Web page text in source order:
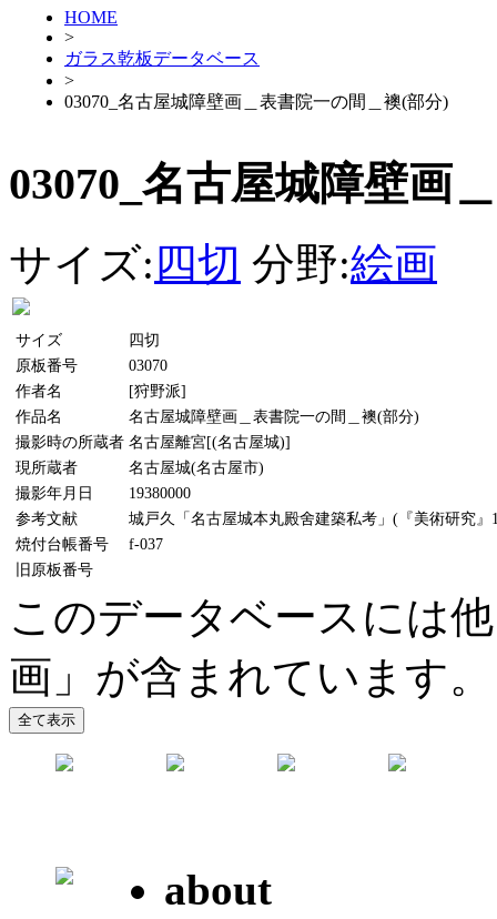
HOME
>
ガラス乾板データベース
>
03070_名古屋城障壁画＿表書院一の間＿襖(部分)
03070_名古屋城障壁画
サイズ: 四切 分野:絵画
サイズ
四切
原板番号
03070
作者名
[狩野派]
作品名
名古屋城障壁画＿表書院一の間＿襖(部分)
撮影時の所蔵者 名古屋離宮[(名古屋城)]
現所蔵者
名古屋城(名古屋市)
撮影年月日
19380000
参考文献
城戸久「名古屋城本丸殿舍建築私考」(『美術研究』
焼付台帳番号
f-037
旧原板番号
このデータベースには
画」が含まれています。
about